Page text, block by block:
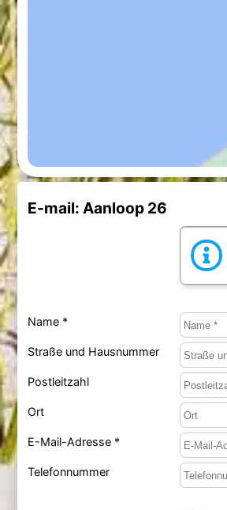
E-mail: Aanloop 26
Name *
Straße und Hausnummer
Postleitzahl
Ort
E-Mail-Adresse *
Telefonnummer